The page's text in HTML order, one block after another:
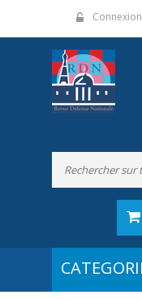
Connexion